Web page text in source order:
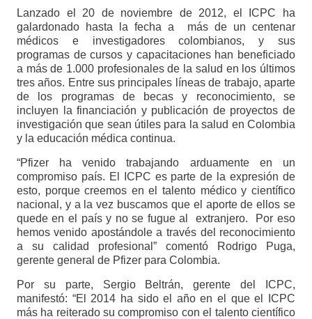
Lanzado el 20 de noviembre de 2012, el ICPC ha
galardonado hasta la fecha a más de un centenar
médicos e investigadores colombianos, y sus
programas de cursos y capacitaciones han beneficiado
a más de 1.000 profesionales de la salud en los últimos
tres años. Entre sus principales líneas de trabajo, aparte
de los programas de becas y reconocimiento, se
incluyen la financiación y publicación de proyectos de
investigación que sean útiles para la salud en Colombia
y la educación médica continua.
“Pfizer ha venido trabajando arduamente en un
compromiso país. El ICPC es parte de la expresión de
esto, porque creemos en el talento médico y científico
nacional, y a la vez buscamos que el aporte de ellos se
quede en el país y no se fugue al extranjero. Por eso
hemos venido apostándole a través del reconocimiento
a su calidad profesional” comentó Rodrigo Puga,
gerente general de Pfizer para Colombia.
Por su parte, Sergio Beltrán, gerente del ICPC,
manifestó: “El 2014 ha sido el año en el que el ICPC
más ha reiterado su compromiso con el talento científico